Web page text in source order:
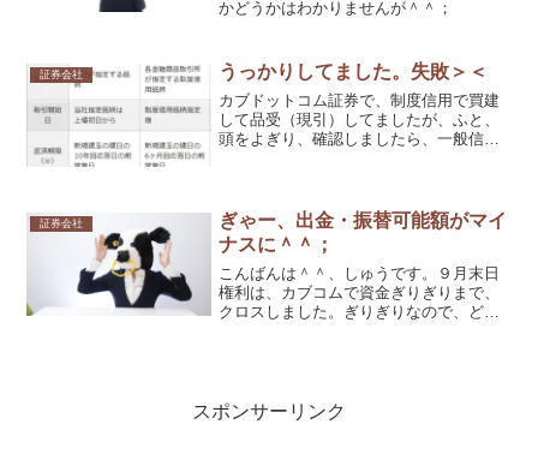
かどうかはわかりませんが＾＾；
証券会社 うっかりしてました。失敗＞＜
カブドットコム証券で、制度信用で買建
して品受（現引）してましたが、ふと、
頭をよぎり、確認しましたら、一般信用
証券会社
ぎゃー、出金・振替可能額がマイ
ナスに＾＾；
こんばんは＾＾、しゅうです。９月末日
権利は、カブコムで資金ぎりぎりまで、
クロスしました。ぎりぎりなので、どう
スポンサーリンク